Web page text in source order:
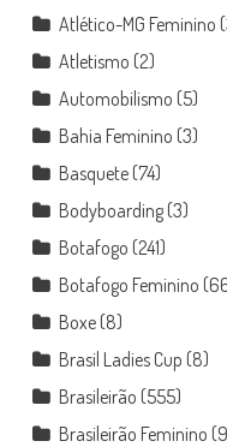
Atlético-MG Feminino
Atletismo (2)
Automobilismo (5)
Bahia Feminino (3)
Basquete(74)
Bodyboarding(3)
Botafogo (241)
Botafogo Feminino
Boxe(8)
Brasil Ladies Cup (8)
Brasileirão (555)
Brasileirão Feminino